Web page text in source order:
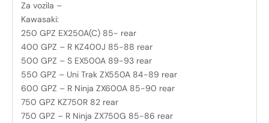
Za vozila –
Kawasaki:
250 GPZ EX250A(C) 85- rear
400 GPZ – R KZ400J 85-88 rear
500 GPZ – S EX500A 89-93 rear
550 GPZ – Uni Trak ZX550A 84-89 rear
600 GPZ – R Ninja ZX600A 85-90 rear
750 GPZ KZ750R 82 rear
750 GPZ – R Ninja ZX750G 85-86 rear